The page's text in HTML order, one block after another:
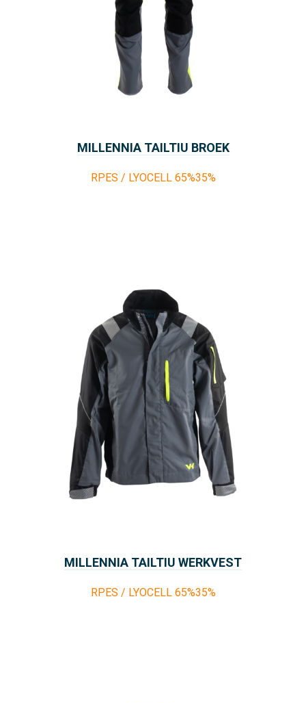
MILLENNIA TAILTIU BROEK
RPES / LYOCELL 65%35%
MILLENNIA TAILTIU WERKVEST
RPES / LYOCELL 65%35%